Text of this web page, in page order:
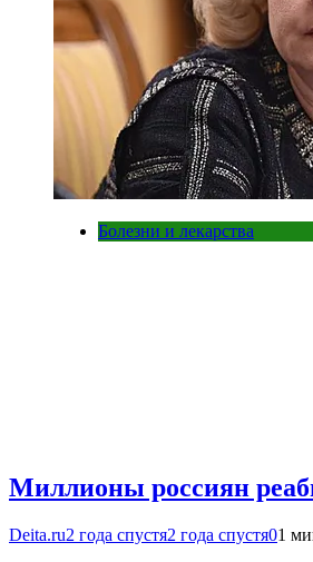
Болезни и лекарства
Миллионы россиян
Deita.ru2 года спустя2 года спустя01